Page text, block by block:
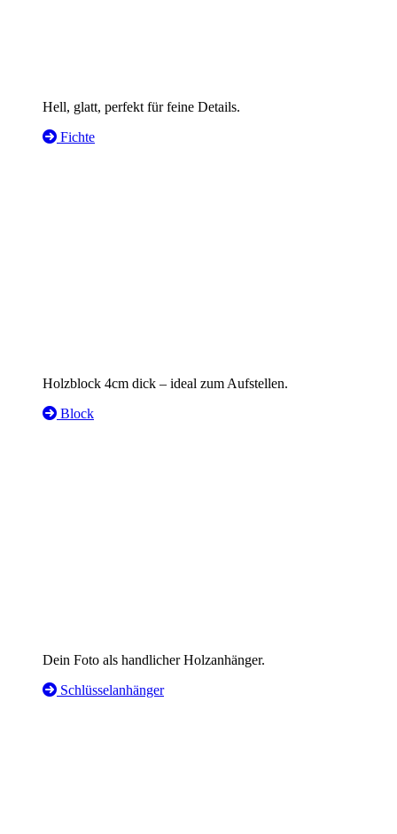
Hell, glatt, perfekt für feine Details.
Fichte
Holzblock 4cm dick – ideal zum Aufstellen.
Block
Dein Foto als handlicher Holzanhänger.
Schlüsselanhänger